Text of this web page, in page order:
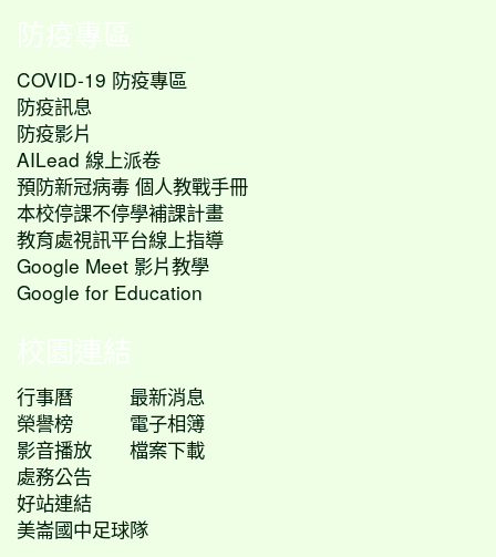
防疫專區
COVID-19 防疫專區
防疫訊息
防疫影片
AILead 線上派卷
預防新冠病毒 個人教戰手冊
本校停課不停學補課計畫
教育處視訊平台線上指導
Google Meet 影片教學
Google for Education
校園連結
行事曆
最新消息
榮譽榜
電子相簿
影音播放
檔案下載
處務公告
好站連結
美崙國中足球隊